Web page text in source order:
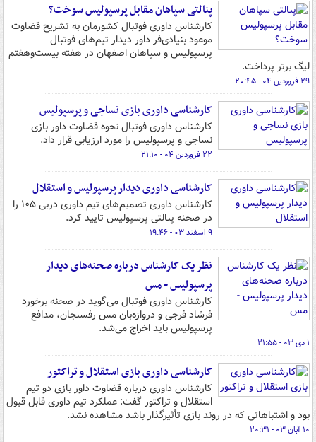
پنالتی سپاهان مقابل پرسپولیس سوخت؟
کارشناس داوری فوتبال کشورمان به تشریح قضاوت
موعود بنیادی‌فر داور دیدار تیم‌های فوتبال
پرسپولیس و سپاهان اصفهان در هفته بیست‌وهفتم
لیگ برتر پرداخت.
۲۹ فروردین ۰۴ - ۲۰:۴۵
کارشناسی داوری بازی نساجی و پرسپولیس
کارشناس داوری فوتبال نحوه قضاوت داور بازی
نساجی و پرسپولیس را مورد ارزیابی قرار داد.
۲۲ فروردین ۰۴ - ۲۱:۱۰
کارشناسی داوری دیدار پرسپولیس و استقلال
کارشناس داوری تصمیم‌های تیم داوری دربی ۱۰۵ را
در صحنه پنالتی پرسپولیس تایید کرد.
۹ اسفند ۰۳ - ۱۹:۴۶
نظر یک کارشناس درباره صحنه‌های دیدار
پرسپولیس - مس
کارشناس داوری فوتبال می‌گوید در صحنه برخورد
فرشاد فرجی و دروازه‌بان مس رفسنجان، مدافع
پرسپولیس باید اخراج می‌شد.
۱ دی ۰۳ - ۲۱:۵۵
کارشناسی داوری بازی استقلال و تراکتور
کارشناس داوری درباره قضاوت داور بازی دو تیم
استقلال و تراکتور گفت: عملکرد تیم داوری قابل قبول
بود و اشتباهاتی که در روند بازی تأثیرگذار باشد مشاهده نشد.
۱۰ آبان ۰۳ - ۲۰:۳۱